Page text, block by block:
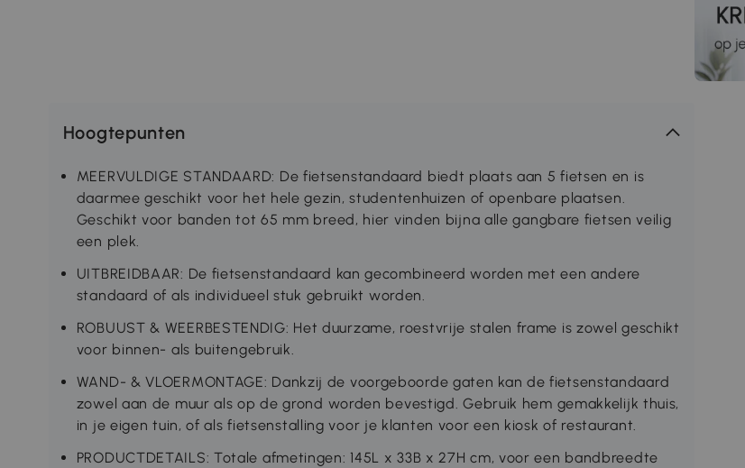
Hoogtepunten
MEERVULDIGE STANDAARD: De fietsenstandaard biedt plaats aan 5 fietsen en is
daarmee geschikt voor het hele gezin, studentenhuizen of openbare plaatsen.
Geschikt voor banden tot 65 mm breed, hier vinden bijna alle gangbare fietsen veilig
een plek.
UITBREIDBAAR: De fietsenstandaard kan gecombineerd worden met een andere
standaard of als individueel stuk gebruikt worden.
ROBUUST & WEERBESTENDIG: Het duurzame, roestvrije stalen frame is zowel geschikt
voor binnen- als buitengebruik.
WAND- & VLOERMONTAGE: Dankzij de voorgeboorde gaten kan de fietsenstandaard
zowel aan de muur als op de grond worden bevestigd. Gebruik hem gemakkelijk thuis,
in je eigen tuin, of als fietsenstalling voor je klanten voor een kiosk of restaurant.
PRODUCTDETAILS: Totale afmetingen: 145L x 33B x 27H cm, voor een bandbreedte